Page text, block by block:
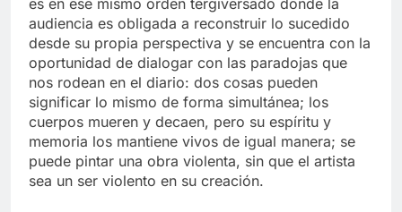
es en ese mismo orden tergiversado donde la
audiencia es obligada a reconstruir lo sucedido
desde su propia perspectiva y se encuentra con la
oportunidad de dialogar con las paradojas que
nos rodean en el diario: dos cosas pueden
significar lo mismo de forma simultánea; los
cuerpos mueren y decaen, pero su espíritu y
memoria los mantiene vivos de igual manera; se
puede pintar una obra violenta, sin que el artista
sea un ser violento en su creación.